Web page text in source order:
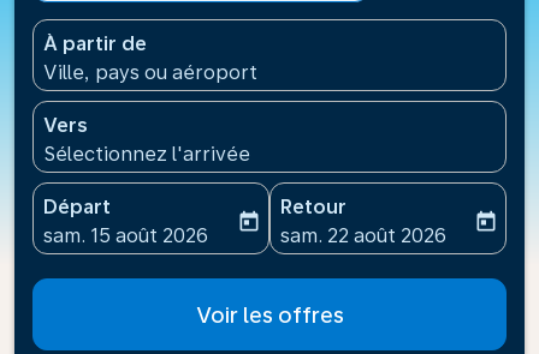
À partir de
Ville, pays ou aéroport
Vers
Sélectionnez l'arrivée
Départ
fc-booking-departure-date-aria-label
sam. 15 août 2026
today
Retour
fc-booking-return-date-
sam. 22 août 2026
today
Voir les offres